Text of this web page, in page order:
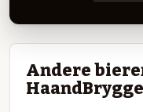
Andere